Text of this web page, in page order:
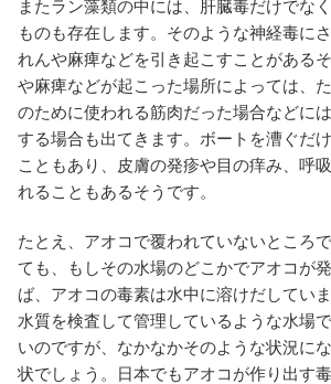
またラン藻類の中には、肝臓毒だけでな
ものも存在します。そのような神経毒に
れんや麻痺などを引き起こすことがある
や麻痺などが起こった場所によっては、
のために使われる筋肉だった場合などに
する場合も出てきます。ボートを漕ぐだ
こともあり、皮膚の発疹や目の痒み、呼
れることもあるそうです。
たとえ、アオコで覆われていないところ
ても、もしその水場のどこかでアオコが
ば、アオコの毒素は水中に溶けだしてい
水質を検査して管理しているような水場
いのですが、なかなかそのような状況に
状でしょう。日本でもアオコが作り出す